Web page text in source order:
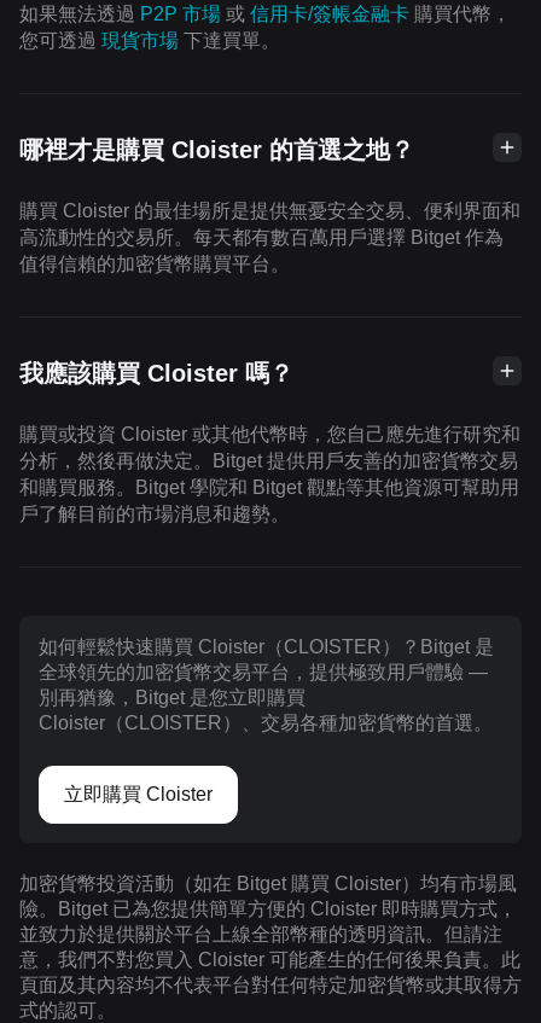
如果無法透過 P2P 市場 或 信用卡/簽帳金融卡 購買代幣，
您可透過 現貨市場 下達買單。
哪裡才是購買 Cloister 的首選之地？
購買 Cloister 的最佳場所是提供無憂安全交易、便利界面和
高流動性的交易所。每天都有數百萬用戶選擇 Bitget 作為
值得信賴的加密貨幣購買平台。
我應該購買 Cloister 嗎？
購買或投資 Cloister 或其他代幣時，您自己應先進行研究和
分析，然後再做決定。Bitget 提供用戶友善的加密貨幣交易
和購買服務。Bitget 學院和 Bitget 觀點等其他資源可幫助用
戶了解目前的市場消息和趨勢。
如何輕鬆快速購買 Cloister（CLOISTER）？Bitget 是
全球領先的加密貨幣交易平台，提供極致用戶體驗 —
別再猶豫，Bitget 是您立即購買
Cloister（CLOISTER）、交易各種加密貨幣的首選。
立即購買 Cloister
加密貨幣投資活動（如在 Bitget 購買 Cloister）均有市場風
險。Bitget 已為您提供簡單方便的 Cloister 即時購買方式，
並致力於提供關於平台上線全部幣種的透明資訊。但請注
意，我們不對您買入 Cloister 可能產生的任何後果負責。此
頁面及其內容均不代表平台對任何特定加密貨幣或其取得方
式的認可。